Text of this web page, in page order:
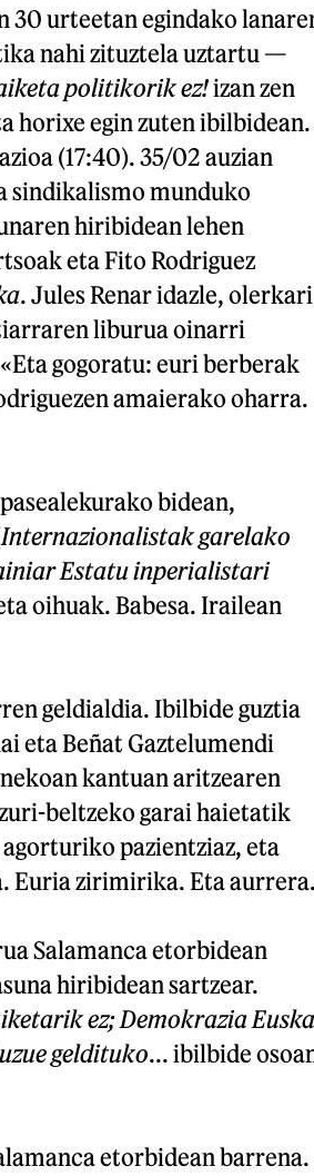
30 urteetan egindako
nahi zituztela uztartu —
politikorik ez!izan zen
horixe egin zuten ibilbidean.
(17:40). 35/02 auzian
sindikalismo munduko
hiribidean lehen
eta Fito Rodriguez
. Jules Renar idazle,
liburua oinarri
gogoratu: euri berberak
amaierako oharra.
bidean,
Internazionalistak garelako
Estatu inperialistari
oihuak. Babesa. Irailean
geldialdia. Ibilbide guztia
eta Beñat Gaztelumendi
kantuan aritzearen
beltzeko garai haietatik
pazientziaz, eta
Euria zirimirika. Eta
Salamanca etorbidean
hiribidean sartzear.
ez; Demokrazia
geldituko... ibilbide
etorbidean barrena.